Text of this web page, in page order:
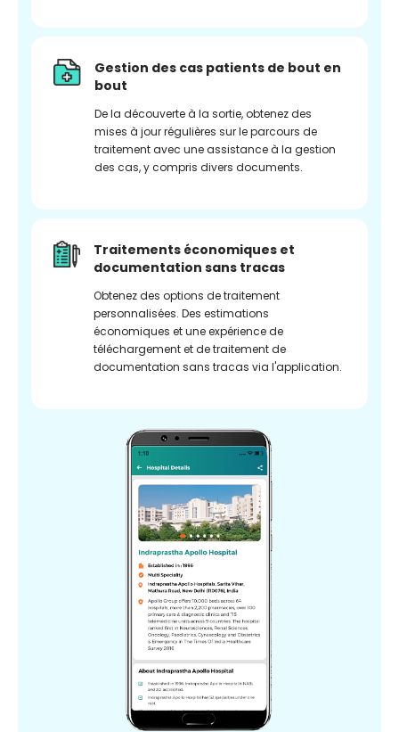
Gestion des cas patients de bout en
bout
De la découverte à la sortie, obtenez des
mises à jour régulières sur le parcours de
traitement avec une assistance à la gestion
des cas, y compris divers documents.
Traitements économiques et
documentation sans tracas
Obtenez des options de traitement
personnalisées. Des estimations
économiques et une expérience de
téléchargement et de traitement de
documentation sans tracas via l'application.